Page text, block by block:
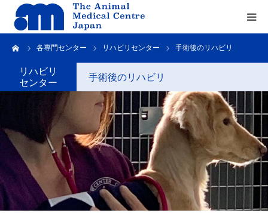
各専門センター リハビリセンター 手術後のリハビリ
リハビリ
センター
手術後のリハビリ
Home
about us
service
recruit
contact us